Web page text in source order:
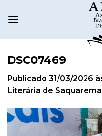
DSC07469
Publicado 31/03/2026
Literária de Saquarema